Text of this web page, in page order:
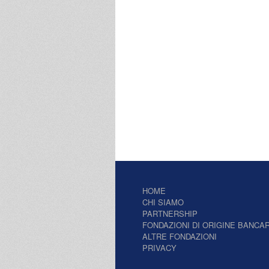
HOME
CHI SIAMO
PARTNERSHIP
FONDAZIONI DI ORIGINE
ALTRE FONDAZIONI
PRIVACY